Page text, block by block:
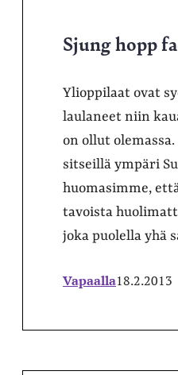
Sjung hopp
Ylioppilaat ovat
laulaneet niin
on ollut
sitseillä ympäri
huomasimme,
tavoista
joka puolella yhä
Vapaalla18.2.2013